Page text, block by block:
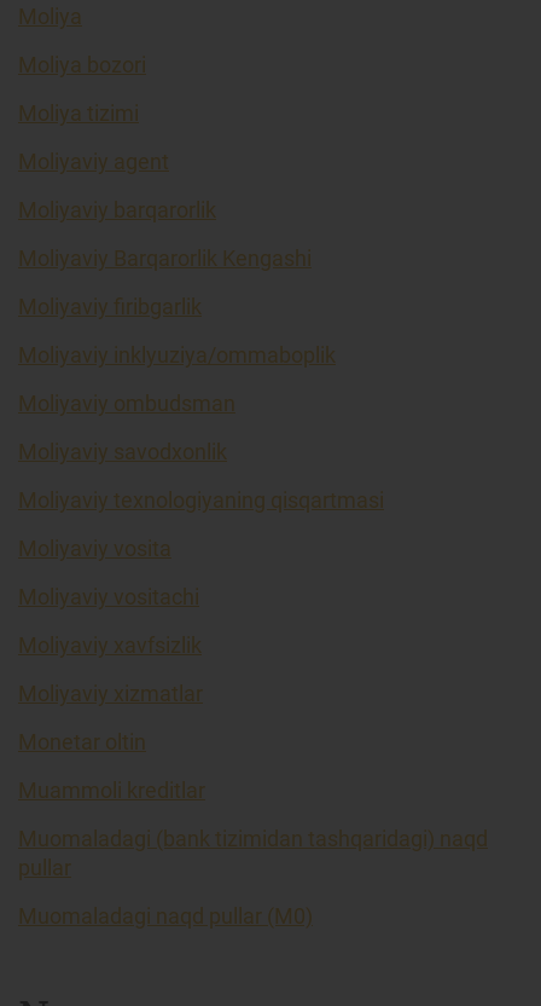
Moliya
Moliya bozori
Moliya tizimi
Moliyaviy agent
Moliyaviy barqarorlik
Moliyaviy Barqarorlik Kengashi
Moliyaviy firibgarlik
Moliyaviy inklyuziya/ommaboplik
Moliyaviy ombudsman
Moliyaviy savodxonlik
Moliyaviy texnologiyaning qisqartmasi
Moliyaviy vosita
Moliyaviy vositachi
Moliyaviy xavfsizlik
Moliyaviy xizmatlar
Monetar oltin
Muammoli kreditlar
Muomaladagi (bank tizimidan tashqaridagi) naqd
pullar
Muomaladagi naqd pullar (M0)